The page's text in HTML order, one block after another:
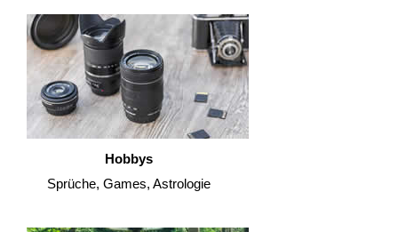
Hobbys
Sprüche, Games, Astrologie